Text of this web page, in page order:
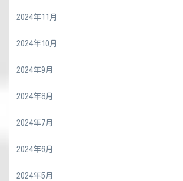
2024年11月
2024年10月
2024年9月
2024年8月
2024年7月
2024年6月
2024年5月